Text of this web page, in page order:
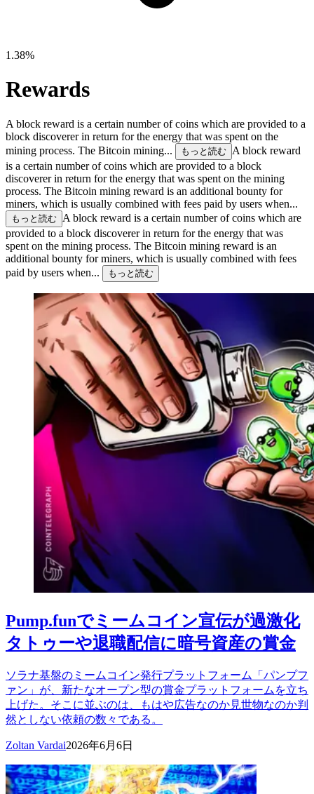
1.38%
Rewards
A block reward is a certain number of coins which are provided to a
block discoverer in return for the energy that was spent on the
mining process. The Bitcoin mining...
もっと読む A block reward
is a certain number of coins which are provided to a block
discoverer in return for the energy that was spent on the mining
process. The Bitcoin mining reward is an additional bounty for
miners, which is usually combined with fees paid by users when...
もっと読む A block reward is a certain number of coins which are
provided to a block discoverer in return for the energy that was
spent on the mining process. The Bitcoin mining reward is an
additional bounty for miners, which is usually combined with fees
paid by users when...
もっと読む
Pump.funでミームコイン宣伝が過激化
タトゥーや退職配信に暗号資産の賞金
ソラナ基盤のミームコイン発行プラットフォーム「パンプフ
ァン」が、新たなオープン型の賞金プラットフォームを立ち
上げた。そこに並ぶのは、もはや広告なのか見世物なのか判
然としない依頼の数々である。
Zoltan Vardai2026年6月6日